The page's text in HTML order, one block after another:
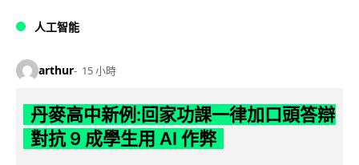
人工智能
arthur 15 小時
丹麥高中新例:回家功課一律加口頭答辯
對抗 9 成學生用 AI 作弊